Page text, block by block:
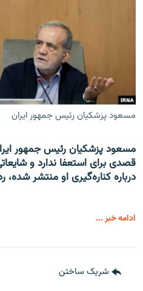
مسعود پزشکیان رئیس جمهور ایران
مسعود پزشکیان رئیس جمهور
قصدی برای استعفا ندارد و
درباره کناره‌گیری او منتشر
ادامه خبر ...
شریک ساختن